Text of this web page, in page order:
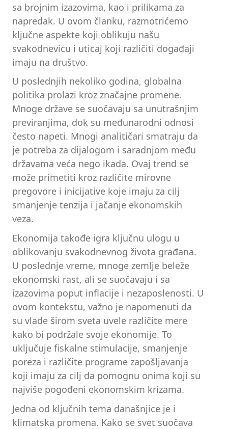
sa brojnim izazovima, kao i prilikama za
napredak. U ovom članku, razmotrićemo
ključne aspekte koji oblikuju našu
svakodnevicu i uticaj koji različiti događaji
imaju na društvo.
U poslednjih nekoliko godina, globalna
politika prolazi kroz značajne promene.
Mnoge države se suočavaju sa unutrašnjim
previranjima, dok su međunarodni odnosi
često napeti. Mnogi analitičari smatraju da
je potreba za dijalogom i saradnjom među
državama veća nego ikada. Ovaj trend se
može primetiti kroz različite mirovne
pregovore i inicijative koje imaju za cilj
smanjenje tenzija i jačanje ekonomskih
veza.
Ekonomija takođe igra ključnu ulogu u
oblikovanju svakodnevnog života građana.
U poslednje vreme, mnoge zemlje beleže
ekonomski rast, ali se suočavaju i sa
izazovima poput inflacije i nezaposlenosti. U
ovom kontekstu, važno je napomenuti da
su vlade širom sveta uvele različite mere
kako bi podržale svoje ekonomije. To
uključuje fiskalne stimulacije, smanjenje
poreza i različite programe zapošljavanja
koji imaju za cilj da pomognu onima koji su
najviše pogođeni ekonomskim krizama.
Jedna od ključnih tema današnjice je i
klimatska promena. Kako se svet suočava